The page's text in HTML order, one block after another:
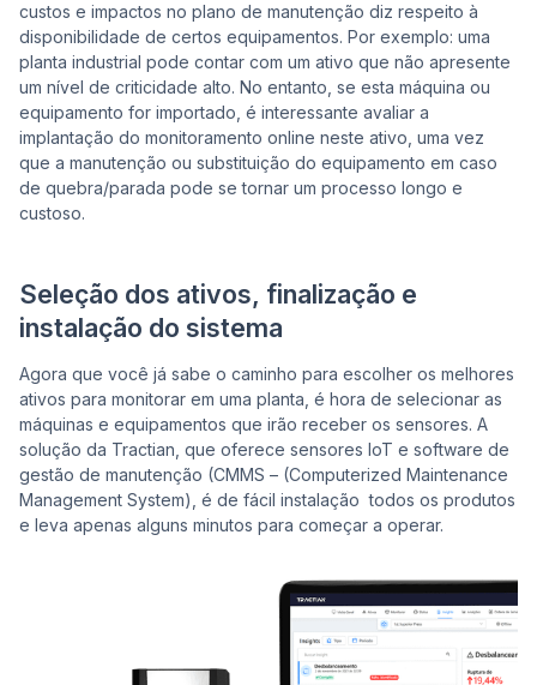
custos e impactos no plano de manutenção diz respeito à
disponibilidade de certos equipamentos. Por exemplo: uma
planta industrial pode contar com um ativo que não apresente
um nível de criticidade alto. No entanto, se esta máquina ou
equipamento for importado, é interessante avaliar a
implantação do monitoramento online neste ativo, uma vez
que a manutenção ou substituição do equipamento em caso
de quebra/parada pode se tornar um processo longo e
custoso.
Seleção dos ativos, finalização e
instalação do sistema
Agora que você já sabe o caminho para escolher os melhores
ativos para monitorar em uma planta, é hora de selecionar as
máquinas e equipamentos que irão receber os sensores. A
solução da Tractian, que oferece sensores IoT e software de
gestão de manutenção (CMMS – (Computerized Maintenance
Management System), é de fácil instalação todos os produtos
e leva apenas alguns minutos para começar a operar.